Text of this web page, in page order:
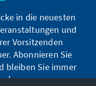
in die neuesten
und
Vorsitzenden
Abonnieren Sie
bleiben Sie immer